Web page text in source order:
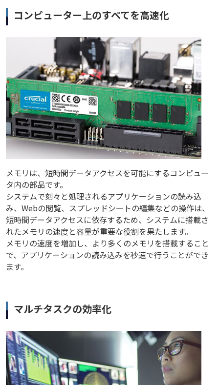
コンピューター上のすべてを高速化
メモリは、短時間データアクセスを可能にするコンピュー
タ内の部品です。
システムで刻々と処理されるアプリケーションの読み込
み、Webの閲覧、スプレッドシートの編集などの操作は、
短時間データアクセスに依存するため、システムに搭載さ
れたメモリの速度と容量が重要な役割を果たします。
メモリの速度を増加し、より多くのメモリを搭載すること
で、アプリケーションの読み込みを秒速で行うことができ
ます。
マルチタスクの効率化